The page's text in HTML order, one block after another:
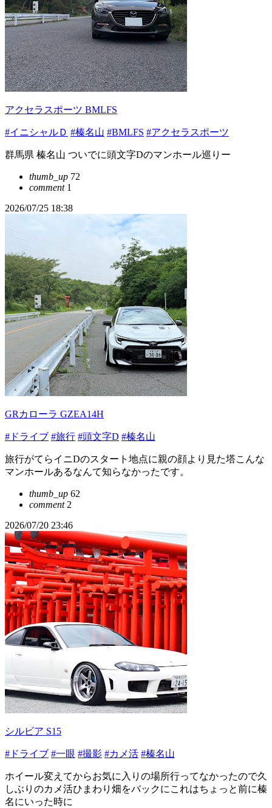
アクセラスポーツ BMLFS
#イニシャルＤ #榛名山 #BMLFS #アクセラスポーツ
群馬県 榛名山 ついでに頭文字Dのマンホール巡りー
thumb_up 72
comment1
2026/07/25 18:38
GRカローラ GZEA14H
#ドライブ #旅行 #頭文字D #榛名山
旅行がてらイニDのスタート地点に親の顔より見た塔こんな
マンホールあるなんて知らなかったです。
thumb_up 62
comment2
2026/07/20 23:46
シルビア S15
#ドライブ #一眼 #撮影 #カメ活 #榛名山
ホイール変えてからお気に入りの場所行ってなかったので久
しぶりのカメ活ひまわり畑をバックにこれはちょっと前に榛
名にいった時に